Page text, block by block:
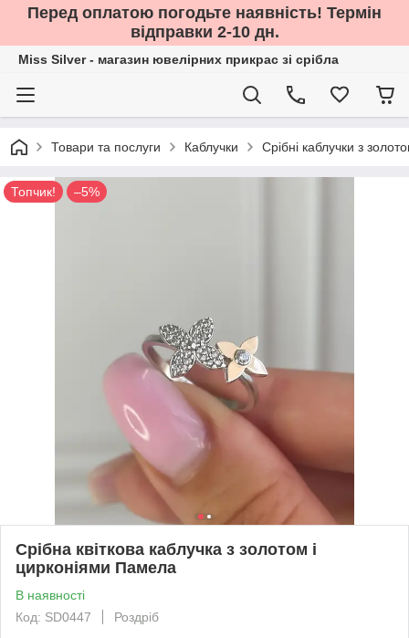
Перед оплатою погодьте наявність! Термін
відправки 2-10 дн.
Miss Silver - магазин ювелірних прикрас зі срібла
Товари та послуги Каблучки Срібні каблучки з
Топчик! –5%
Срібна квіткова каблучка з золотом і
цирконіями Памела
В наявності
Код: SD0447
Роздріб